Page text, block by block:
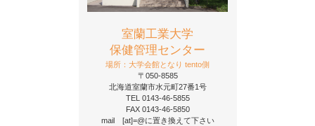
室蘭工業大学
保健管理センター
場所：大学会館となり tento側
〒050-8585
北海道室蘭市水元町27番1号
TEL 0143-46-5855
FAX 0143-46-5850
mail [at]=@に置き換えて下さい